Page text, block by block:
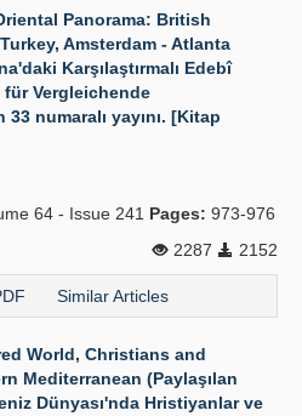
Panorama: British
Amsterdam - Atlanta
Karşılaştırmalı Edebî
Vergleichende
numaralı yayını. [Kitap
64 - Issue 241 Pages: 973-976
2287
2152
Similar Articles
World, Christians and
Mediterranean (Paylaşılan
Dünyası'nda Hristiyanlar ve